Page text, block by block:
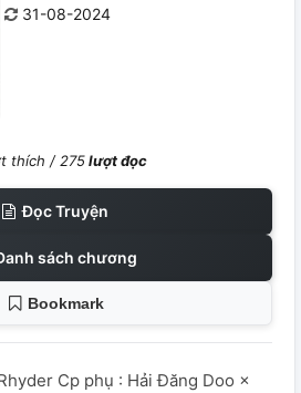
31-08-2024
thích /275lượt đọc
Đọc Truyện
sách chương
Bookmark
Cp phụ : Hải Đăng Doo ×